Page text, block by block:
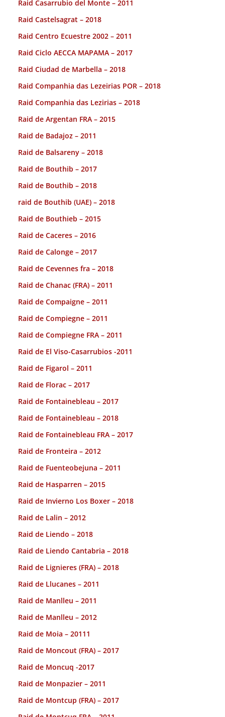
Raid Casarrubio del Monte – 2011
Raid Castelsagrat – 2018
Raid Centro Ecuestre 2002 – 2011
Raid Ciclo AECCA MAPAMA – 2017
Raid Ciudad de Marbella – 2018
Raid Companhia das Lezeirias POR – 2018
Raid Companhia das Lezirias – 2018
Raid de Argentan FRA – 2015
Raid de Badajoz – 2011
Raid de Balsareny – 2018
Raid de Bouthib – 2017
Raid de Bouthib – 2018
raid de Bouthib (UAE) – 2018
Raid de Bouthieb – 2015
Raid de Caceres – 2016
Raid de Calonge – 2017
Raid de Cevennes fra – 2018
Raid de Chanac (FRA) – 2011
Raid de Compaigne – 2011
Raid de Compiegne – 2011
Raid de Compiegne FRA – 2011
Raid de El Viso-Casarrubios -2011
Raid de Figarol – 2011
Raid de Florac – 2017
Raid de Fontainebleau – 2017
Raid de Fontainebleau – 2018
Raid de Fontainebleau FRA – 2017
Raid de Fronteira – 2012
Raid de Fuenteobejuna – 2011
Raid de Hasparren – 2015
Raid de Invierno Los Boxer – 2018
Raid de Lalin – 2012
Raid de Liendo – 2018
Raid de Liendo Cantabria – 2018
Raid de Lignieres (FRA) – 2018
Raid de Llucanes – 2011
Raid de Manlleu – 2011
Raid de Manlleu – 2012
Raid de Moia – 20111
Raid de Moncout (FRA) – 2017
Raid de Moncuq -2017
Raid de Monpazier – 2011
Raid de Montcup (FRA) – 2017